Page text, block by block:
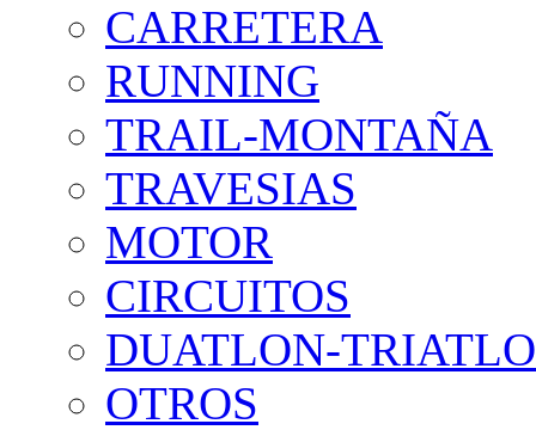
CARRETERA
RUNNING
TRAIL-MONTAÑA
TRAVESIAS
MOTOR
CIRCUITOS
DUATLON-
OTROS